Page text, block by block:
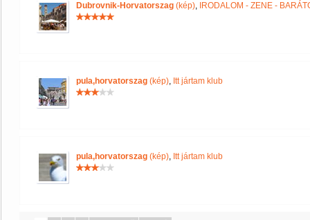
Dubrovnik-Horvatorszag (kép), IRODALOM - ZENE -
pula,horvatorszag (kép), Itt jártam klub
pula,horvatorszag (kép), Itt jártam klub